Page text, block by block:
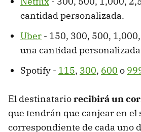
cantidad personalizada.
Uber - 150, 300, 500,
una cantidad
Spotify - 115, 300, 600 o
El destinatariorecibirá un
que tendrán que canjear en el
correspondiente de cada uno